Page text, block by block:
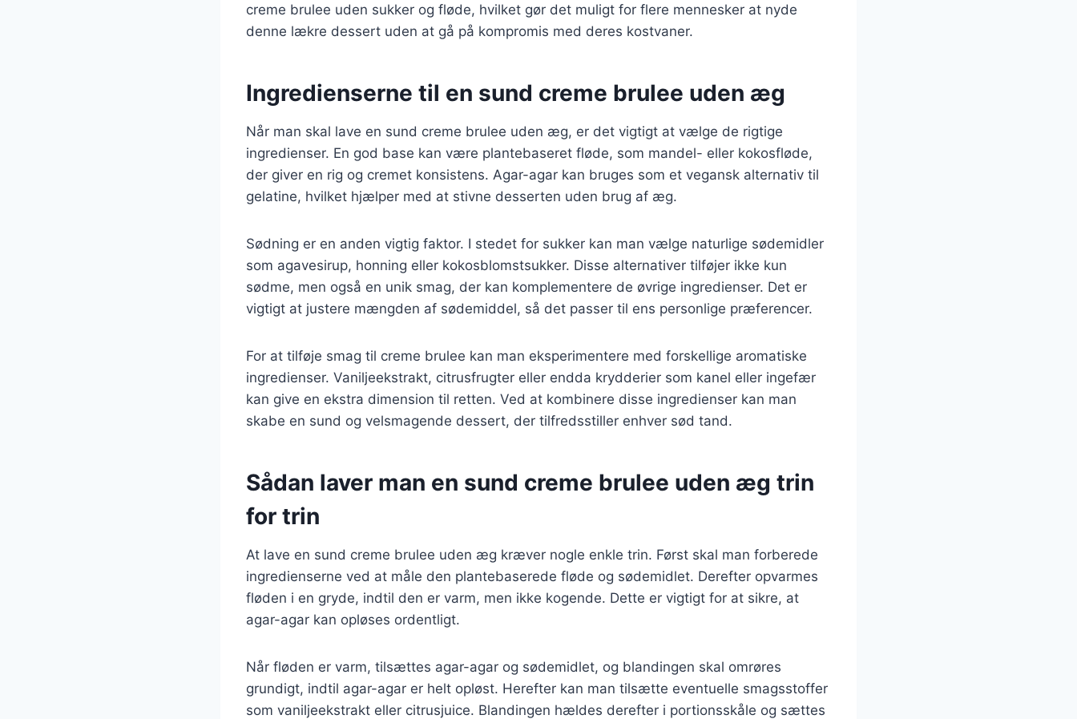
creme brulee uden sukker og fløde, hvilket gør det muligt for flere mennesker at nyde
denne lækre dessert uden at gå på kompromis med deres kostvaner.
Ingredienserne til en sund creme brulee uden æg
Når man skal lave en sund creme brulee uden æg, er det vigtigt at vælge de rigtige
ingredienser. En god base kan være plantebaseret fløde, som mandel- eller kokosfløde,
der giver en rig og cremet konsistens. Agar-agar kan bruges som et vegansk alternativ til
gelatine, hvilket hjælper med at stivne desserten uden brug af æg.
Sødning er en anden vigtig faktor. I stedet for sukker kan man vælge naturlige sødemidler
som agavesirup, honning eller kokosblomstsukker. Disse alternativer tilføjer ikke kun
sødme, men også en unik smag, der kan komplementere de øvrige ingredienser. Det er
vigtigt at justere mængden af sødemiddel, så det passer til ens personlige præferencer.
For at tilføje smag til creme brulee kan man eksperimentere med forskellige aromatiske
ingredienser. Vaniljeekstrakt, citrusfrugter eller endda krydderier som kanel eller ingefær
kan give en ekstra dimension til retten. Ved at kombinere disse ingredienser kan man
skabe en sund og velsmagende dessert, der tilfredsstiller enhver sød tand.
Sådan laver man en sund creme brulee uden æg trin
for trin
At lave en sund creme brulee uden æg kræver nogle enkle trin. Først skal man forberede
ingredienserne ved at måle den plantebaserede fløde og sødemidlet. Derefter opvarmes
fløden i en gryde, indtil den er varm, men ikke kogende. Dette er vigtigt for at sikre, at
agar-agar kan opløses ordentligt.
Når fløden er varm, tilsættes agar-agar og sødemidlet, og blandingen skal omrøres
grundigt, indtil agar-agar er helt opløst. Herefter kan man tilsætte eventuelle smagsstoffer
som vaniljeekstrakt eller citrusjuice. Blandingen hældes derefter i portionsskåle og sættes